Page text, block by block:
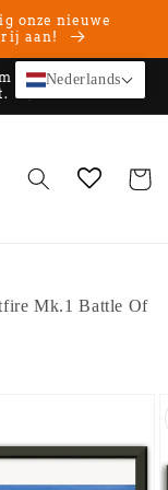
onze nieuwe
aan!
contact op als u
Mk.1 Battle Of
Nederlands